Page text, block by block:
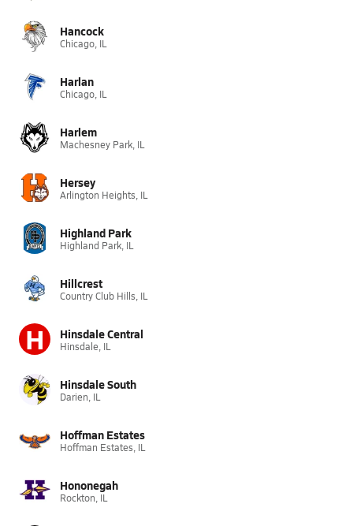
Hancock
Chicago, IL
Harlan
Chicago, IL
Harlem
Machesney Park, IL
Hersey
Arlington Heights, IL
Highland Park
Highland Park, IL
Hillcrest
Country Club Hills, IL
H Hinsdale Central
Hinsdale, IL
Hinsdale South
Darien, IL
Hoffman Estates
Hoffman Estates, IL
Hononegah
Rockton, IL